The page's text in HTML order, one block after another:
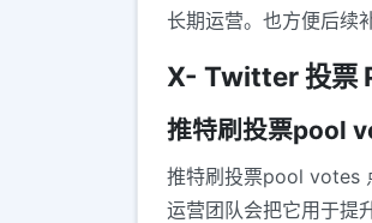
长期运营。也方便后续
X- Twitter 投票
推特刷投票pool
推特刷投票pool votes
运营团队会把它用于提